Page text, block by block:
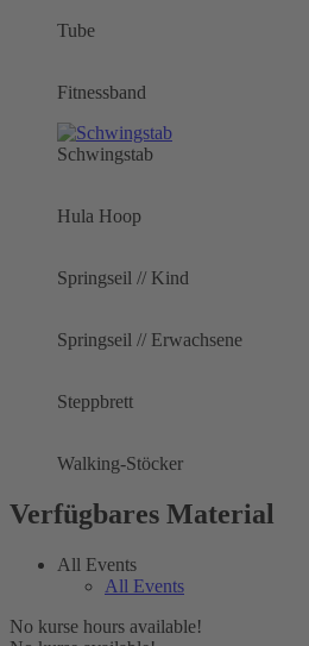
Tube
Fitnessband
Schwingstab
Hula Hoop
Springseil // Kind
Springseil // Erwachsene
Steppbrett
Walking-Stöcker
Verfügbares Material
All Events
All Events
No kurse hours available!